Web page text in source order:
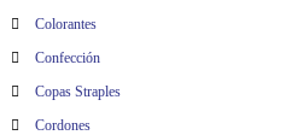
Colorantes
Confección
Copas Straples
Cordones